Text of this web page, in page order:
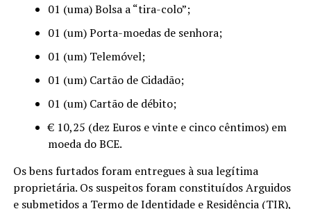
01 (uma) Bolsa a “tira-colo”;
01 (um) Porta-moedas de senhora;
01 (um) Telemóvel;
01 (um) Cartão de Cidadão;
01 (um) Cartão de débito;
€ 10,25 (dez Euros e vinte e cinco cêntimos) em
moeda do BCE.
Os bens furtados foram entregues à sua legítima
proprietária. Os suspeitos foram constituídos Arguidos
e submetidos a Termo de Identidade e Residência (TIR),